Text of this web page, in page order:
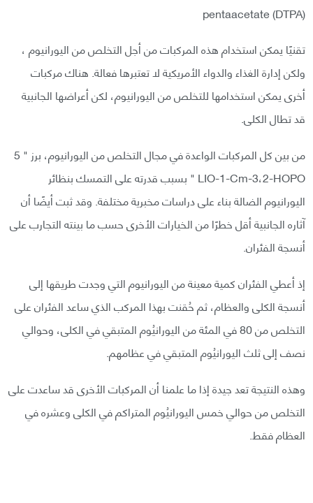
pentaacetate (DTPA)
تقنيًا يمكن استخدام هذه المركبات من أجل التخلص من اليورانيوم ،
ولكن إدارة الغذاء والدواء الأمريكية لا تعتبرها فعالة. هناك مركبات
أخرى يمكن استخدامها للتخلص من اليورانيوم، لكن أعراضها الجانبية
قد تطال الكلى.
من بين كل المركبات الواعدة في مجال التخلص من اليورانيوم، برز " 5
LIO-1-Cm-3،2-HOPO " بسبب قدرته على التمسك بنظائر
اليورانيوم الضالة بناء على دراسات مخبرية مختلفة. وقد ثبت أيضًا أن
آثاره الجانبية أقل خطرًا من الخيارات الأخرى حسب ما بينته التجارب على
أنسجة الفئران.
إذ أعطي الفئران كمية معينة من اليورانيوم التي وجدت طريقها إلى
أنسجة الكلى والعظام، ثم حُقنت بهذا المركب الذي ساعد الفئران على
التخلص من 80 في المئة من اليورانيُوم المتبقي في الكلى، وحوالي
نصف إلى ثلث اليورانيُوم المتبقي في عظامهم.
وهذه النتيجة تعد جيدة إذا ما علمنا أن المركبات الأخرى قد ساعدت على
التخلص من حوالي خمس اليورانيُوم المتراكم في الكلى وعشره في
العظام فقط.